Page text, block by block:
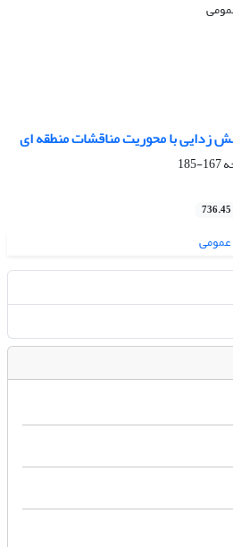
زدایی با محوریت مناقشات منطقه ای
167-185